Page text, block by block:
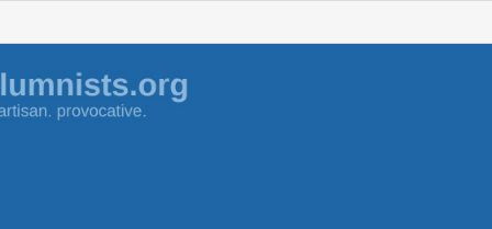
to
content